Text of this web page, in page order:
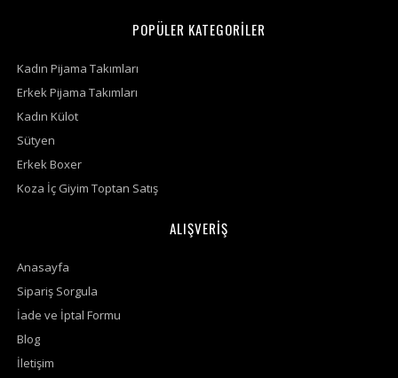
POPÜLER KATEGORİLER
Kadın Pijama Takımları
Erkek Pijama Takımları
Kadın Külot
Sütyen
Erkek Boxer
Koza İç Giyim Toptan Satış
ALIŞVERİŞ
Anasayfa
Sipariş Sorgula
İade ve İptal Formu
Blog
İletişim